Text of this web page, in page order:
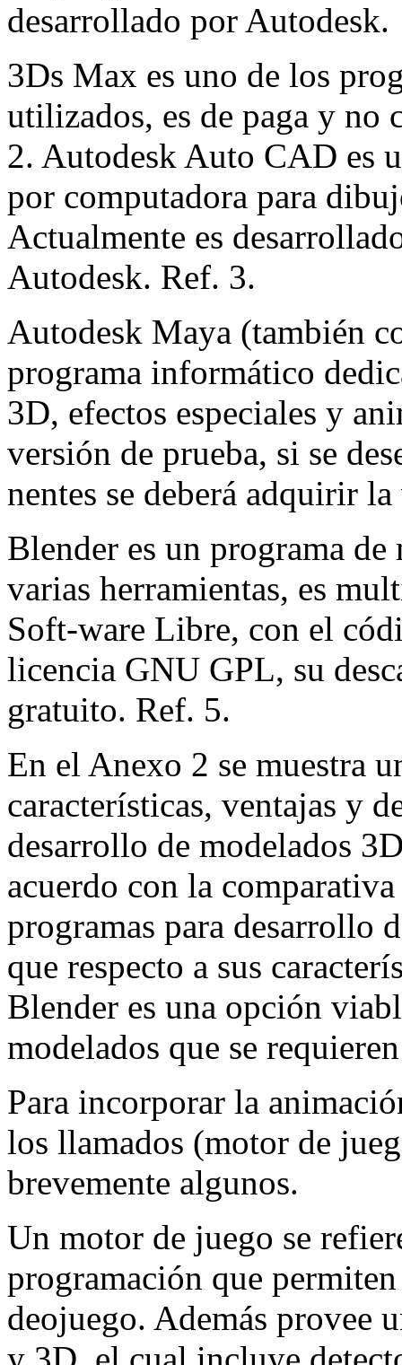
desarrollado por Autodesk.
3Ds Max es uno de los
utilizados, es de paga y no
2. Autodesk Auto CAD es
por computadora para
Actualmente es
Autodesk. Ref. 3.
Autodesk Maya (también
programa informático
3D, efectos especiales y
versión de prueba, si se
nentes se deberá adquirir
Blender es un programa
varias herramientas, es
Soft-ware Libre, con el
licencia GNU GPL, su
gratuito. Ref. 5.
En el Anexo 2 se muestra
características, ventajas y
desarrollo de modelados
acuerdo con la
programas para desarrollo
que respecto a sus
Blender es una opción
modelados que se
Para incorporar la
los llamados (motor de
brevemente algunos.
Un motor de juego se
programación que
deojuego. Además provee